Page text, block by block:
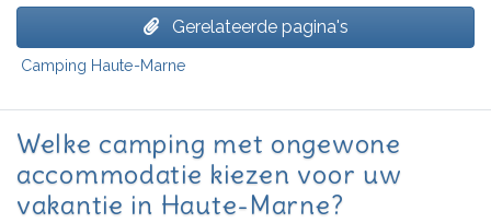
Gerelateerde pagina's
Camping Haute-Marne
Welke camping met ongewone
accommodatie kiezen voor uw
vakantie in Haute-Marne?